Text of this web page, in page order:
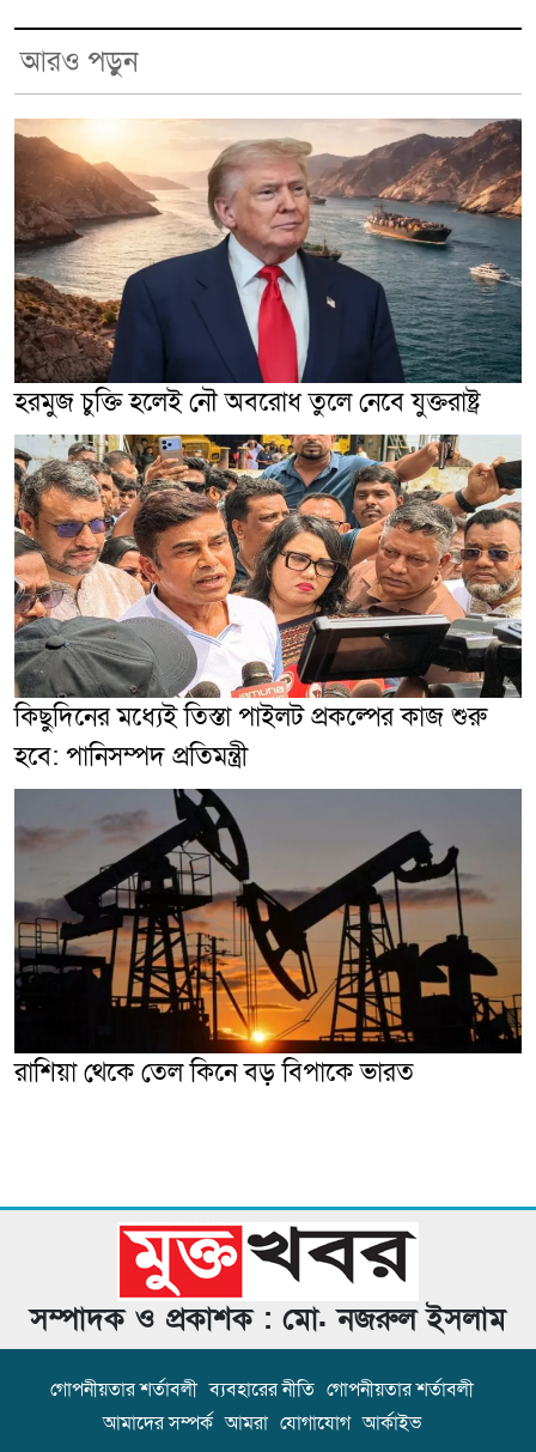
আরও পড়ুন
হরমুজ চুক্তি হলেই নৌ অবরোধ তুলে নেবে যুক্তরাষ্ট্র
কিছুদিনের মধ্যেই তিস্তা পাইলট প্রকল্পের কাজ শুরু
হবে: পানিসম্পদ প্রতিমন্ত্রী
রাশিয়া থেকে তেল কিনে বড় বিপাকে ভারত
সম্পাদক ও প্রকাশক : মো. নজরুল ইসলাম
গোপনীয়তার শর্তাবলী ব্যবহারের নীতি গোপনীয়তার শর্তাবলী
আমাদের সম্পর্ক আমরা যোগাযোগ আর্কাইভ